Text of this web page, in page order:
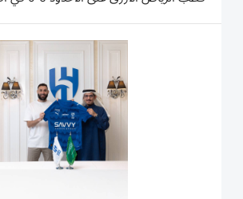
الـ21 من الدوري السعودي. وتوج نجم
الجديدة بأفضل ما يمكن مقدماً رسالة قوية
على صناعة الفارق...